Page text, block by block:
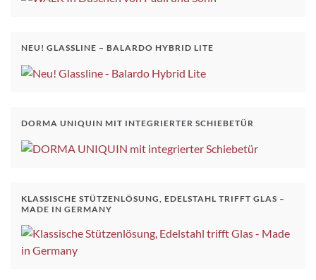
NEU! GLASSLINE – BALARDO HYBRID LITE
DORMA UNIQUIN MIT INTEGRIERTER SCHIEBETÜR
KLASSISCHE STÜTZENLÖSUNG, EDELSTAHL TRIFFT GLAS –
MADE IN GERMANY